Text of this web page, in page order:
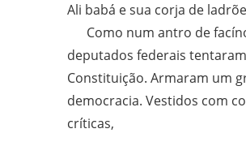
Ali babá e sua corja de
Como num antro de
deputados federais
Constituição. Armaram um
democracia. Vestidos com
críticas,